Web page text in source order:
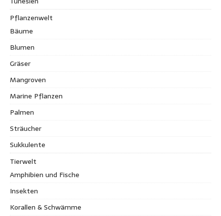
Pflanzenwelt
Bäume
Blumen
Gräser
Mangroven
Marine Pflanzen
Palmen
Sträucher
Sukkulente
Tierwelt
Amphibien und Fische
Insekten
Korallen & Schwämme